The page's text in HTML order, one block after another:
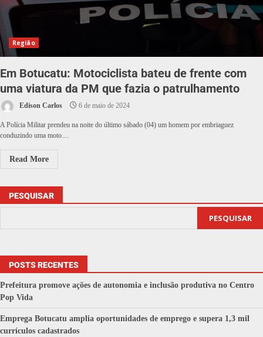
Região
Em Botucatu: Motociclista bateu de frente com
uma viatura da PM que fazia o patrulhamento
Edison Carlos 6 de maio de 2024
A Polícia Militar prendeu na noite do último sábado (04) um homem por embriaguez
conduzindo uma moto....
Read More
PESQUISAR
PESQUISAR
POSTS RECENTES
Prefeitura promove ações de autonomia e inclusão produtiva no Centro
Pop Vida
Emprega Botucatu amplia oportunidades de emprego e supera 1,3 mil
currículos cadastrados